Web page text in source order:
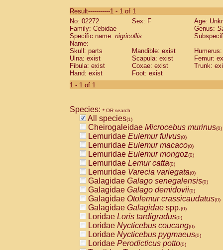
CebidaeSaguinus labiatus(0)
Cebidae Saguinus leucopus (0)
Cebidae
CebidaeSaguinus mystax
Cebidae Saguinus nigricollis (1)
Cebidae Saguinus oedipus
Cebidae Saguinus weddelli
Cebidae Saguinusspp.
Cebidae
CebidaeCebus capucinus
CebidaeCebus nigrivittatus
CebidaeCebus spp.(0)
CebidaeSaimiri boliviensis(0)
CebidaeSaimiri sciureus(0)
AtelidaeAlouatta caraya(0)
AtelidaeAlouatta fusca(0)
AtelidaeAlouatta seniculus(0)
AtelidaeAlouattaspp.(0)
AtelidaeAteles belzebuth(0)
AtelidaeAteles geoffroyi(0)
AtelidaeAteles paniscus(0)
AtelidaeAtelesspp.(0)
AtelidaeLagothrix lagothricha(0)
AtelidaeLagothrix lagothricha cana
PitheciidaeCacajao calvus
Result-----------1 - 1 of 1
No: 02272
Sex: F
Age:
Family: Cebidae
Genus:
Specific name: nigricollis
Name:
Skull: parts
Mandible: exist
Ulna: exist
Scapula: exist
Femur:
Fibula: exist
Coxae: exist
Trunk:
Hand: exist
Foot: exist
1 - 1 of 1
Species: * OR search
All species(1)
Cheirogaleidae Microcebus murinus(0)
Lemuridae Eulemur fulvus(0)
Lemuridae Eulemur macaco(0)
Lemuridae Eulemur mongoz(0)
Lemuridae Lemur catta(0)
Lemuridae Varecia variegata(0)
Galagidae Galago senegalensis(0)
Galagidae Galago demidovii(0)
Galagidae Otolemur crassicaudatus(0)
Galagidae Galagidae spp.(0)
Loridae Loris tardigradus(0)
Loridae Nycticebus coucang(0)
Loridae Nycticebus pygmaeus(0)
Loridae Perodicticus potto(0)